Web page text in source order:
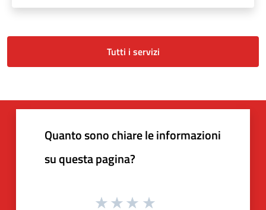
Tutti i servizi
Quanto sono chiare le informazioni
su questa pagina?